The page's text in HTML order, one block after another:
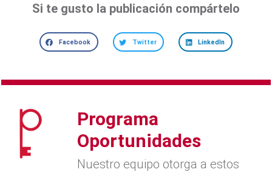
Si te gusto la publicación compártelo
Facebook Twitter LinkedIn
Programa
Oportunidades
Nuestro equipo otorga a estos